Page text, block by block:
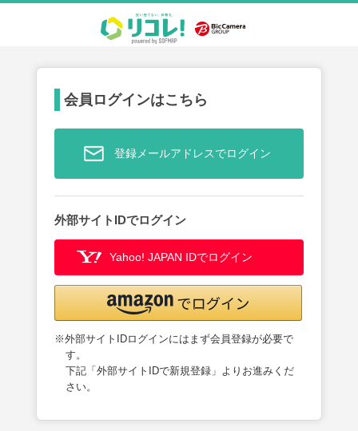
会員ログインはこちら
登録メールアドレスでログイン
外部サイトIDでログイン
Yahoo! JAPAN IDでログイン
※外部サイトIDログインにはまず会員登録が必要で
す。
下記「外部サイトIDで新規登録」よりお進みくだ
さい。